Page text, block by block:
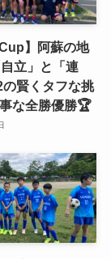
】阿蘇の地
立」と「連
賢くタフな挑
な全勝優勝🏆